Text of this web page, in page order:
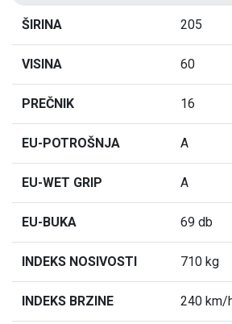
ŠIRINA 205
VISINA 60
PREČNIK 16
EU-POTROŠNJA A
EU-WET GRIP A
EU-BUKA 69 db
INDEKS NOSIVOSTI 710 kg
INDEKS BRZINE 240 km/